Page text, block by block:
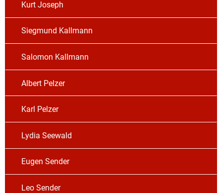
Kurt Joseph
Siegmund Kallmann
Salomon Kallmann
Albert Pelzer
Karl Pelzer
Lydia Seewald
Eugen Sender
Leo Sender